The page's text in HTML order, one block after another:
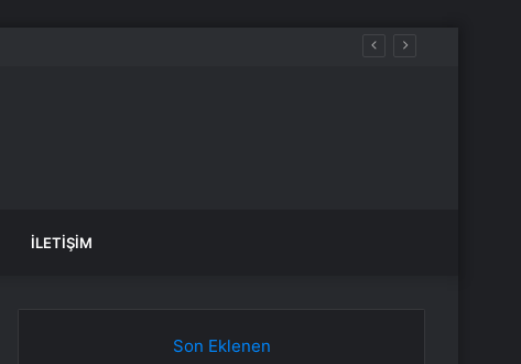
İLETIŞIM
Son Eklenen